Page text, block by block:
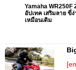
Yamaha WR250F
อัปเทค เสริมลาย ขี่ง่
เหมือนเดิม